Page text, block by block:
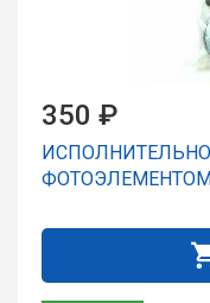
350 ₽
ФОТОЭЛЕМЕНТОМ